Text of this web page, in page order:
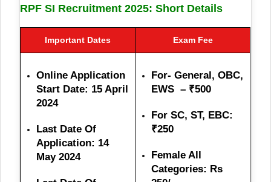
RPF SI Recruitment 2025: Short Details
Important Dates Exam Fee
Online Application
Start Date: 15 April
2024
Last Date Of
Application: 14
May 2024
For- General, OBC,
EWS – ₹500
For SC, ST, EBC:
₹250
Female All
Categories: Rs